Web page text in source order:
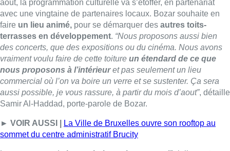
Le programme dela prochaine saisonsera officiellement
lancéle 13 septembre, avec notamment cinq jours
d’événements artistiques à l’intérieur, à l’extérieur et sur le toit
du palais. En attendant,le rooftop est accessibleà tous et à
toutesdu mardi au dimanche jusqu’à 20h.
■ Reportage d’Anaïs Corbin,Gauthier FlahauxetPaul
Bourrières
Lire aussi :
Pizza Nizar: un coup de pub